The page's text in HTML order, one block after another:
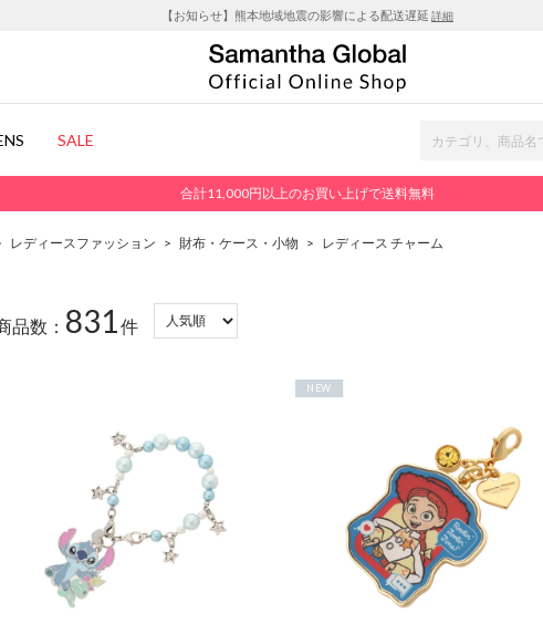
【お知らせ】熊本地域地震の影響による配送遅延 詳細
SALE
合計11,000円以上のお買い上げで送料無料
レディースファッション > 財布・ケース・小物 > レディース チャーム
品数： 831件
NEW